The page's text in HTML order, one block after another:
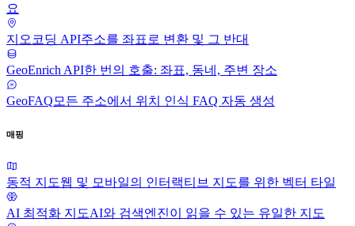
요
지오코딩 API주소를 좌표로 변환 및 그 반대
GeoEnrich API한 번의 호출: 좌표, 동네, 주변 장소
GeoFAQ 모든 주소에서 위치 인식 FAQ 자동 생성
매핑
동적 지도웹 및 모바일의 인터랙티브 지도를 위한 벡터 타일
AI 최적화 지도AI와 검색엔진이 읽을 수 있는 유일한 지도